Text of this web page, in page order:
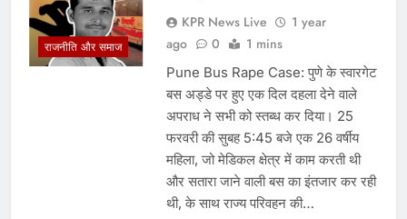
राजनीति और समाज
KPR News Live
1 year
ago
0 1 mins
Pune Bus Rape Case: पुणे के स्वारगेट
बस अड्डे पर हुए एक दिल दहला देने वाले
अपराध ने सभी को स्तब्ध कर दिया। 25
फरवरी की सुबह 5:45 बजे एक 26 वर्षीय
महिला, जो मेडिकल क्षेत्र में काम करती थी
और सतारा जाने वाली बस का इंतजार कर रही
थी, के साथ राज्य परिवहन की…